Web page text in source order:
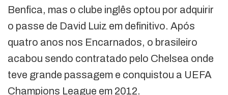
Benfica, mas o clube inglês optou por adquirir
o passe de David Luiz em definitivo. Após
quatro anos nos Encarnados, o brasileiro
acabou sendo contratado pelo Chelsea onde
teve grande passagem e conquistou a UEFA
Champions League em 2012.